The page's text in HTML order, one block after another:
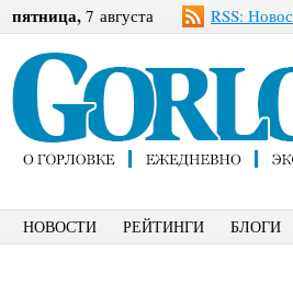
пятница, 7 августа RSS:
НОВОСТИ РЕЙТИНГИ БЛОГИ